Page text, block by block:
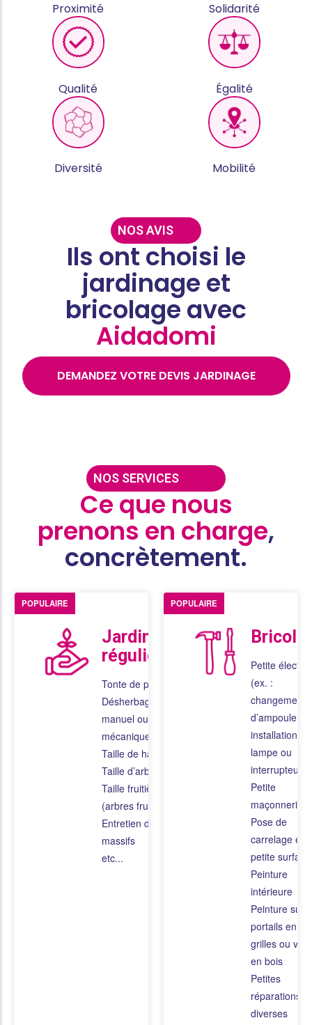
Proximité Solidarité
Qualité Égalité
Diversité Mobilité
NOS AVIS
Ils ont choisi le
jardinage et
bricolage avec
Aidadomi
DEMANDEZ VOTRE DEVIS JARDINAGE
NOS SERVICES
Ce que nous
prenons en charge,
concrètement.
Jardinage
régulier
Tonte de pelouse
Désherbage
manuel ou
mécanique
Taille de haies
Taille d’arbustes
Taille fruitière
(arbres fruitiers)
Entretien des
massifs
etc...
POPULAIRE
Petite
(ex. :
changement
d’ampoule,
installation de
lampe ou
interrupteur
Petite
maçonnerie
Pose de
carrelage en
petite surface
Peinture
intérieure
Peinture sur
portails en
grilles ou
en bois
Petites
réparations
diverses
POPULAIRE